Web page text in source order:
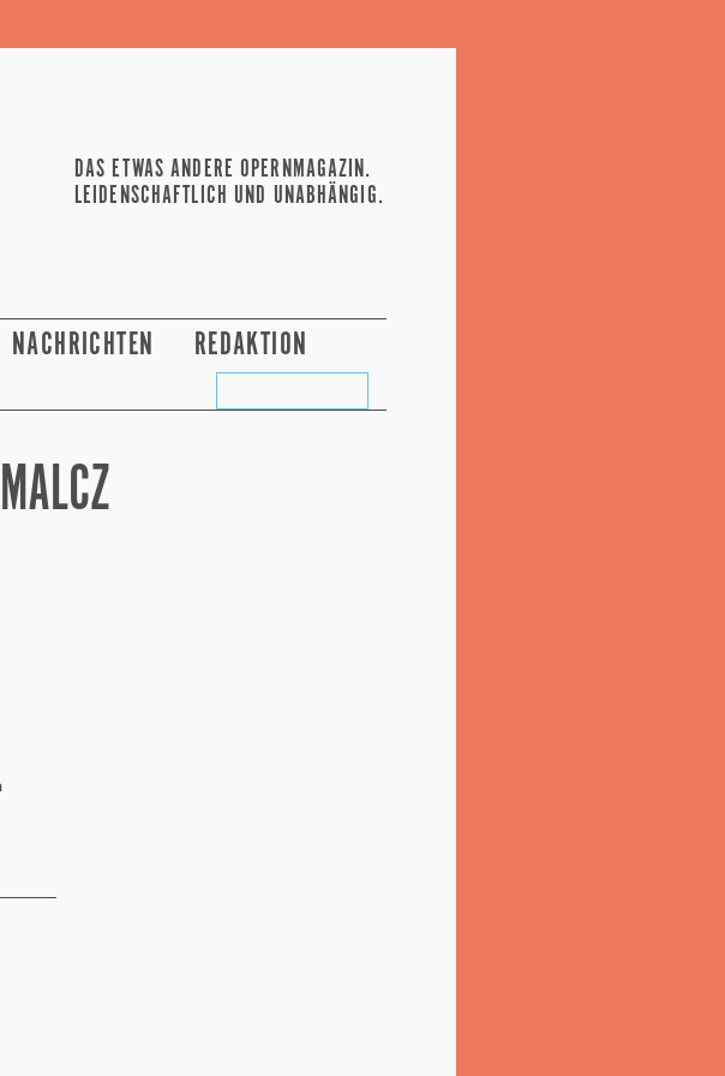
DAS ETWAS ANDERE OPERNMAGAZIN.
LEIDENSCHAFTLICH UND UNABHÄNGIG.
NACHRICHTEN REDAKTION